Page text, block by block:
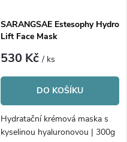
SARANGSAE Estesophy Hydro
Lift Face Mask
530 Kč/ ks
DO KOŠÍKU
Hydratační krémová maska s
kyselinou hyaluronovou | 300g